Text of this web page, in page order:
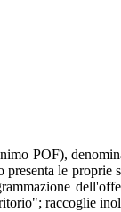
POF),
le
raccoglie